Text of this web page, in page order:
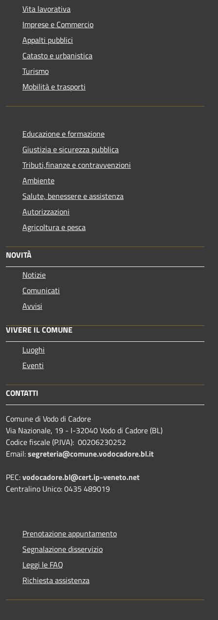
Vita lavorativa
Imprese e Commercio
Appalti pubblici
Catasto e urbanistica
Turismo
Mobilità e trasporti
Educazione e formazione
Giustizia e sicurezza pubblica
Tributi,finanze e contravvenzioni
Ambiente
Salute, benessere e assistenza
Autorizzazioni
Agricoltura e pesca
NOVITÀ
Notizie
Comunicati
Avvisi
VIVERE IL COMUNE
Luoghi
Eventi
CONTATTI
Comune di Vodo di Cadore
Via Nazionale, 19 - I-32040 Vodo di Cadore (BL)
Codice fiscale (P.IVA): 00206230252
Email:segreteria@comune.vodocadore.bl.it
PEC:vodocadore.bl@cert.ip-veneto.net
Centralino Unico: 0435 489019
Prenotazione appuntamento
Segnalazione disservizio
Leggi le FAQ
Richiesta assistenza